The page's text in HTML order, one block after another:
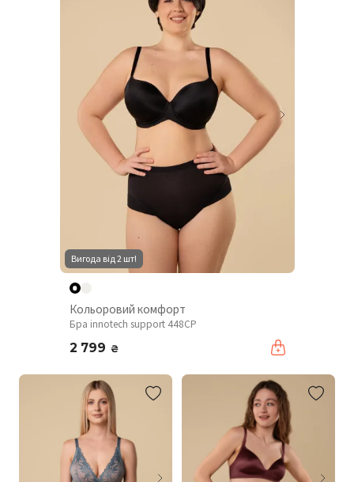
Вигода від 2 шт!
Кольоровий комфорт
Бра innotech support 448CP
2 799 ₴